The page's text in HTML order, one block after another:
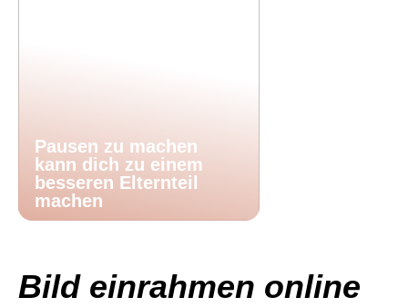
Pausen zu machen
kann dich zu einem
besseren Elternteil
machen
Bild einrahmen online